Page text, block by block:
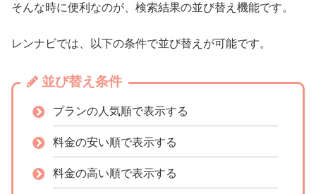
そんな時に便利なのが、検索結果の並び替え機能です。
レンナビでは、以下の条件で並び替えが可能です。
並び替え条件
プランの人気順で表示する
料金の安い順で表示する
料金の高い順で表示する